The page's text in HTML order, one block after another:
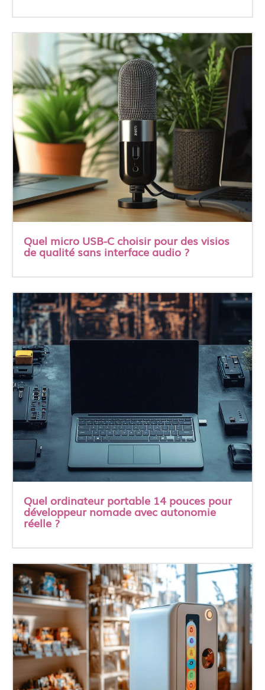
Quel micro USB-C choisir pour des visios
de qualité sans interface audio ?
Quel ordinateur portable 14 pouces pour
développeur nomade avec autonomie
réelle ?